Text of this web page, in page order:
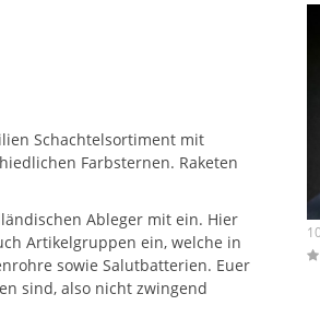
Schachtelsortiment mit
Farbsternen. Raketen
Ableger mit ein. Hier
Artikelgruppen ein, welche in
sowie Salutbatterien. Euer
sind, also nicht zwingend